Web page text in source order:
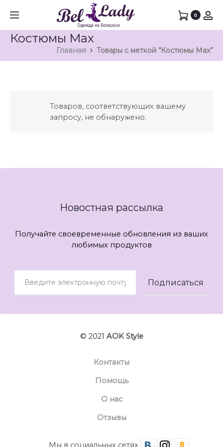
0
Костюмы Max
Главная Товары с меткой “Костюмы Max”
Товаров, соответствующих вашему
запросу, не обнаружено.
Новостная рассылка
Получайте своевременные обновления из ваших
любимых продуктов
© 2021 AOK Style
Контакты
Помощь
О нас
Отзывы
Мы в социальных сетях